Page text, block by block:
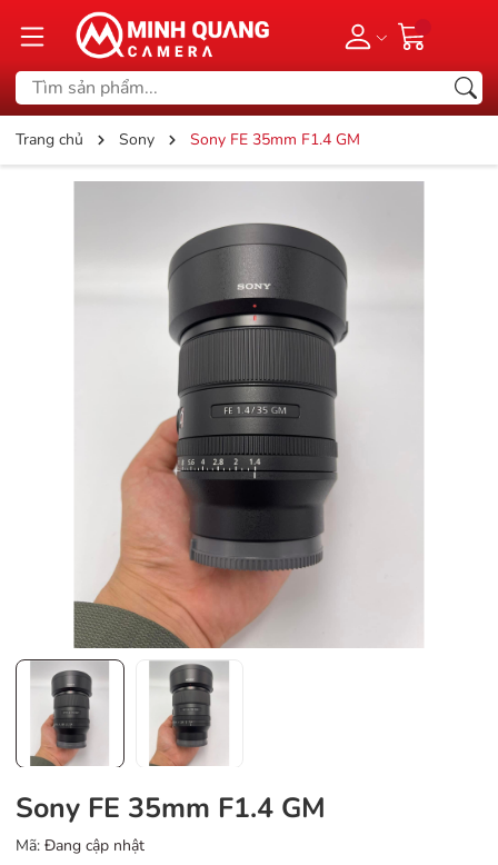
Trang chủ Sony Sony FE 35mm F1.4 GM
Sony FE 35mm F1.4 GM
Mã: Đang cập nhật